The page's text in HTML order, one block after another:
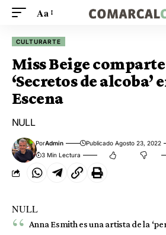
Aa
CULTURARTE
Miss Beige comparte
‘Secretos de alcoba’
Escena
NULL
PorAdmin Publicado Agosto 23, 2022
3 Min Lectura
NULL
Anna Esmith es una artista de la